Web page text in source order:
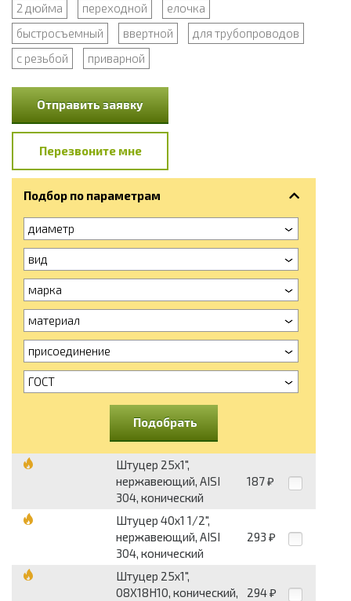
2 дюйма
переходной
елочка
быстросъемный
ввертной
для трубопроводов
с резьбой
приварной
Отправить заявку
Перезвоните мне
Подбор по параметрам
диаметр
вид
марка
материал
присоединение
ГОСТ
Подобрать
Штуцер 25х1",
нержавеющий, AISI
304, конический
187 ₽
Штуцер 40х1 1/2",
нержавеющий, AISI
304, конический
293 ₽
Штуцер 25х1",
08Х18Н10, конический,
294 ₽